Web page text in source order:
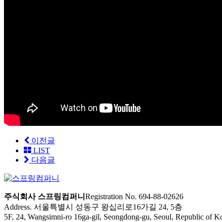
이전글
LIST
다음글
주식회사 스프링컴퍼니 Registration No. 694-88-02626
Address. 서울특별시 성동구 왕십리로16가길 24, 5층
5F, 24, Wangsimni-ro 16ga-gil, Seongdong-gu, Seoul, Republic of